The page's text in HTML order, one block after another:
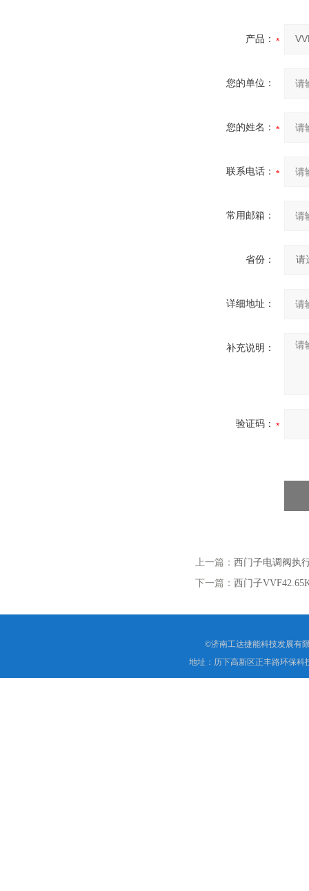
产品：
您的单位：
您的姓名：
联系电话：
常用邮箱：
省份：
详细地址：
补充说明：
验证码：
上一篇： 西门子电调阀执
下一篇： 西门子
©济南工达捷能科技发展有
地址：历下高新区正丰路环保科